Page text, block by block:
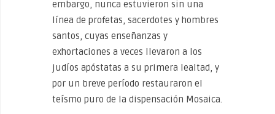
embargo, nunca estuvieron sin una
línea de profetas, sacerdotes y hombres
santos, cuyas enseñanzas y
exhortaciones a veces llevaron a los
judíos apóstatas a su primera lealtad, y
por un breve período restauraron el
teísmo puro de la dispensación Mosaica.